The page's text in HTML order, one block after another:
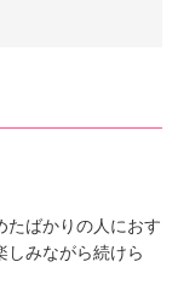
たばかりの人におす
しみながら続けら